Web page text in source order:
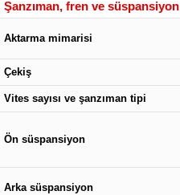
Şanzıman, fren ve süspansiyon
Aktarma mimarisi
Çekiş
Vites sayısı ve şanzıman tipi
Ön süspansiyon
Arka süspansiyon